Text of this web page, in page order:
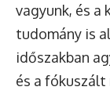
vagyunk, és a
tudomány is
időszakban
és a